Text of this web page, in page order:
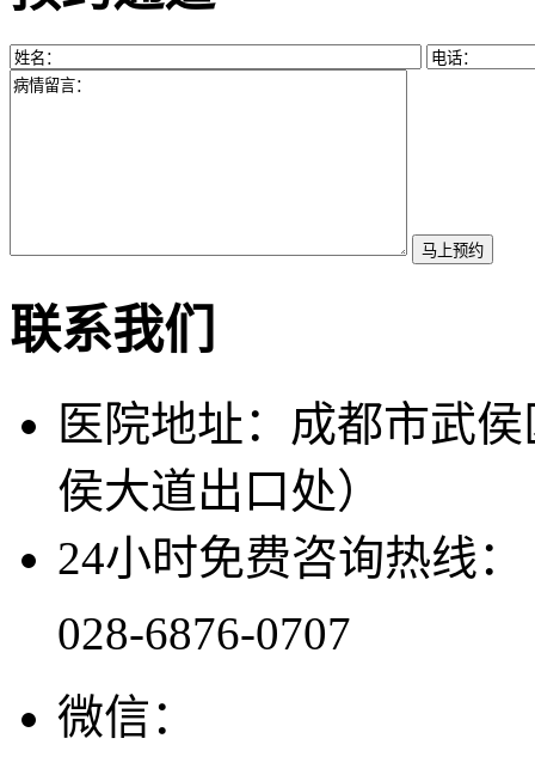
联系我们
医院地址：成都市武
侯大道出口处）
24小时免费咨询热线：
028-6876-0707
微信：